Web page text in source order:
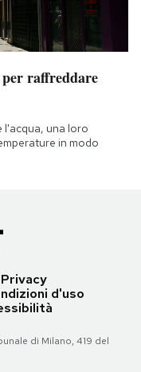
per raffreddare
l'acqua, una loro
in modo
Privacy
d'uso
di Milano, 419 del